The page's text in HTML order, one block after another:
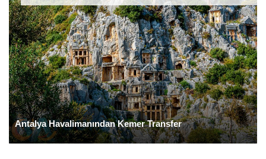
Antalya Havalimanından Kemer Transfer